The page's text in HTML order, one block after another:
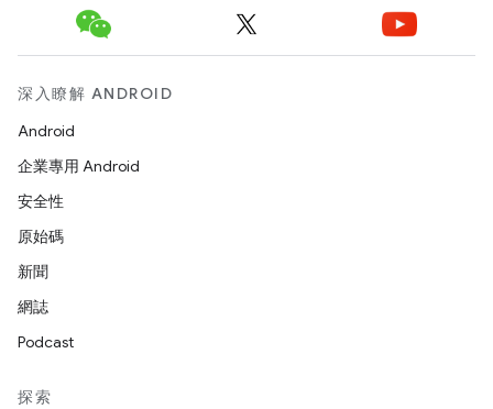
深入瞭解 ANDROID
Android
企業專用 Android
安全性
原始碼
新聞
網誌
Podcast
探索